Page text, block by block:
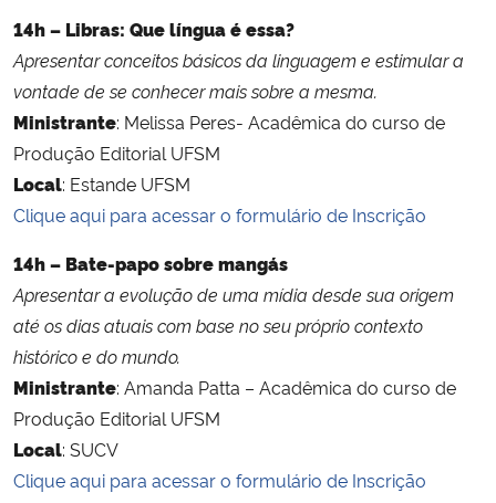
14h – Libras: Que língua é essa?
Apresentar conceitos básicos da linguagem e estimular a
vontade de se conhecer mais sobre a mesma.
Ministrante: Melissa Peres- Acadêmica do curso de
Produção Editorial UFSM
Local: Estande UFSM
Clique aqui para acessar o formulário de Inscrição
14h – Bate-papo sobre mangás
Apresentar a evolução de uma mídia desde sua origem
até os dias atuais com base no seu próprio contexto
histórico e do mundo.
Ministrante: Amanda Patta – Acadêmica do curso de
Produção Editorial UFSM
Local: SUCV
Clique aqui para acessar o formulário de Inscrição